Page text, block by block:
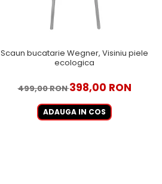
Scaun bucatarie Wegner, Visiniu piele
ecologica
499,00 RON398,00 RON
ADAUGA IN COS